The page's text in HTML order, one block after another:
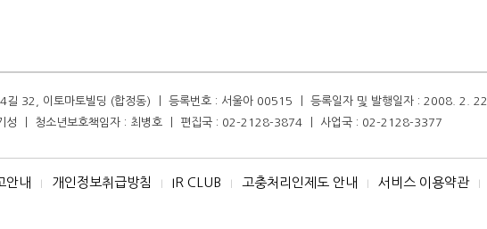
길 32, 이토마토빌딩 (합정동) ㅣ 등록번호 : 서울아 00515 ㅣ 등록일자 및 발행일자 : 2008. 2. 22
성 ㅣ 청소년보호책임자 : 최병호 ㅣ 편집국 : 02-2128-3874 ㅣ 사업국 : 02-2128-3377
안내 I 개인정보취급방침 I IR CLUB I 고충처리인제도 안내 I 서비스 이용약관 I